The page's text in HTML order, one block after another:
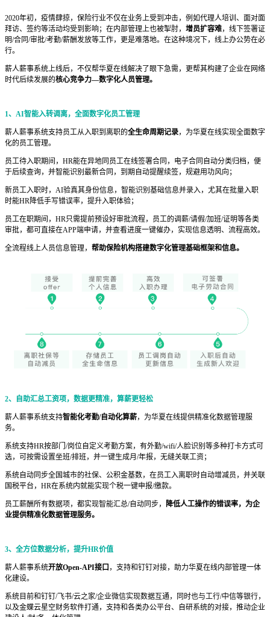
2020年初，疫情肆掠，保险行业不仅在业务上受到冲击，例如代理人培训、面对面
拜访、签约等活动均受到影响；在内部管理上也被掣肘， 增员扩容难，线下签署证
明/合同/审批/考勤/薪酬发放等工作，更是难落地。在这种境况下，线上办公势在必
行。
薪人薪事系统上线后，不仅帮华夏在线解决了眼下急需，更帮其构建了企业在网络
时代后续发展的核心竞争力—数字化人员管理。
1、AI智能入转调离，全面数字化员工管理
薪人薪事系统支持员工从入职到离职的全生命周期记录，为华夏在线实现全面数字
化的员工管理。
员工待入职期间，HR能在异地同员工在线签署合同，电子合同自动分类归档，便
于后续查询，并智能识别最新合同，到期自动提醒续签，规避用功风向；
新员工入职时，AI验真其身份信息，智能识别基础信息并录入，尤其在批量入职
时能HR降低手写错误率，提升入职体验；
员工在职期间，HR只需提前预设好审批流程，员工的调薪/请假/加班/证明等各类
审批，都可直接在APP端申请，并查看进度一键催办，实现信息透明、流程高效。
全流程线上人员信息管理， 帮助保险机构搭建数字化管理基础框架和信息。
2、自助汇总工资项，数据更精准，算薪更轻松
薪人薪事系统支持智能化考勤/自动化算薪，为华夏在线提供精准化数据管理服
务。
系统支持HR按部门/岗位自定义考勤方案，有外勤/wifi/人脸识别等多种打卡方式可
选，可按需设置坐班/排班，并一键生成月/年报，无缝关联工资；
系统自动同步全国城市的社保、公积金基数，在员工入离职时自动增减员，并关联
国税平台，HR在系统内就能实现个税一键申报/缴款。
员工薪酬所有数据项，都实现智能汇总/自动同步，
降低人工操作的错误率，为企
业提供精准化数据管理服务。
3、全方位数据分析，提升HR价值
薪人薪事系统开放Open-API接口 ，支持和钉钉对接，助力华夏在线内部管理一体
化建设。
系统目前和钉钉/飞书/云之家/企业微信实现数据互通，同时也与工行/中信等银行，
以及金蝶云星空财务软件打通，支持和各类办公平台、自研系统的对接，推动企业